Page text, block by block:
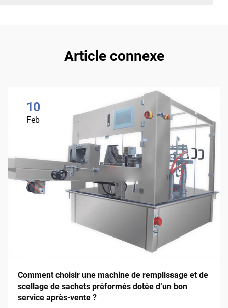
Article connexe
10
Feb
Comment choisir une machine de remplissage et de
scellage de sachets préformés dotée d’un bon
service après-vente ?